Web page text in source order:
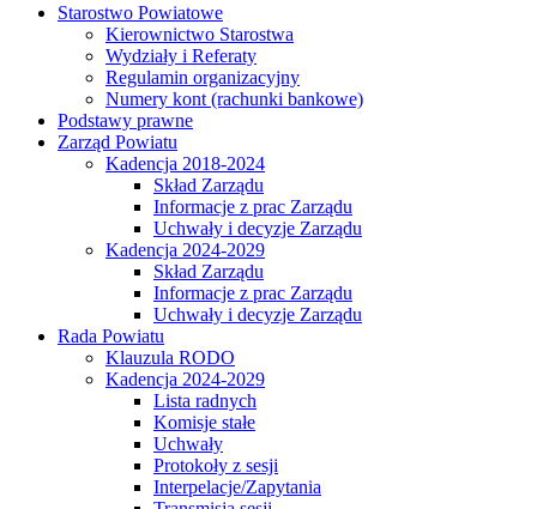
Starostwo Powiatowe
Kierownictwo Starostwa
Wydziały i Referaty
Regulamin organizacyjny
Numery kont (rachunki bankowe)
Podstawy prawne
Zarząd Powiatu
Kadencja 2018-2024
Skład Zarządu
Informacje z prac Zarządu
Uchwały i decyzje Zarządu
Kadencja 2024-2029
Skład Zarządu
Informacje z prac Zarządu
Uchwały i decyzje Zarządu
Rada Powiatu
Klauzula RODO
Kadencja 2024-2029
Lista radnych
Komisje stałe
Uchwały
Protokoły z sesji
Interpelacje/Zapytania